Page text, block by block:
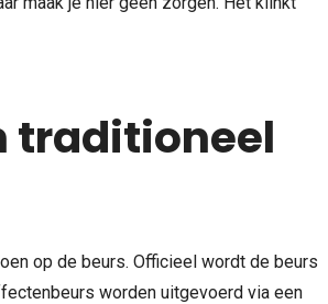
traditioneel
op de beurs. Officieel wordt de beurs
worden uitgevoerd via een
niet?
verbeteren